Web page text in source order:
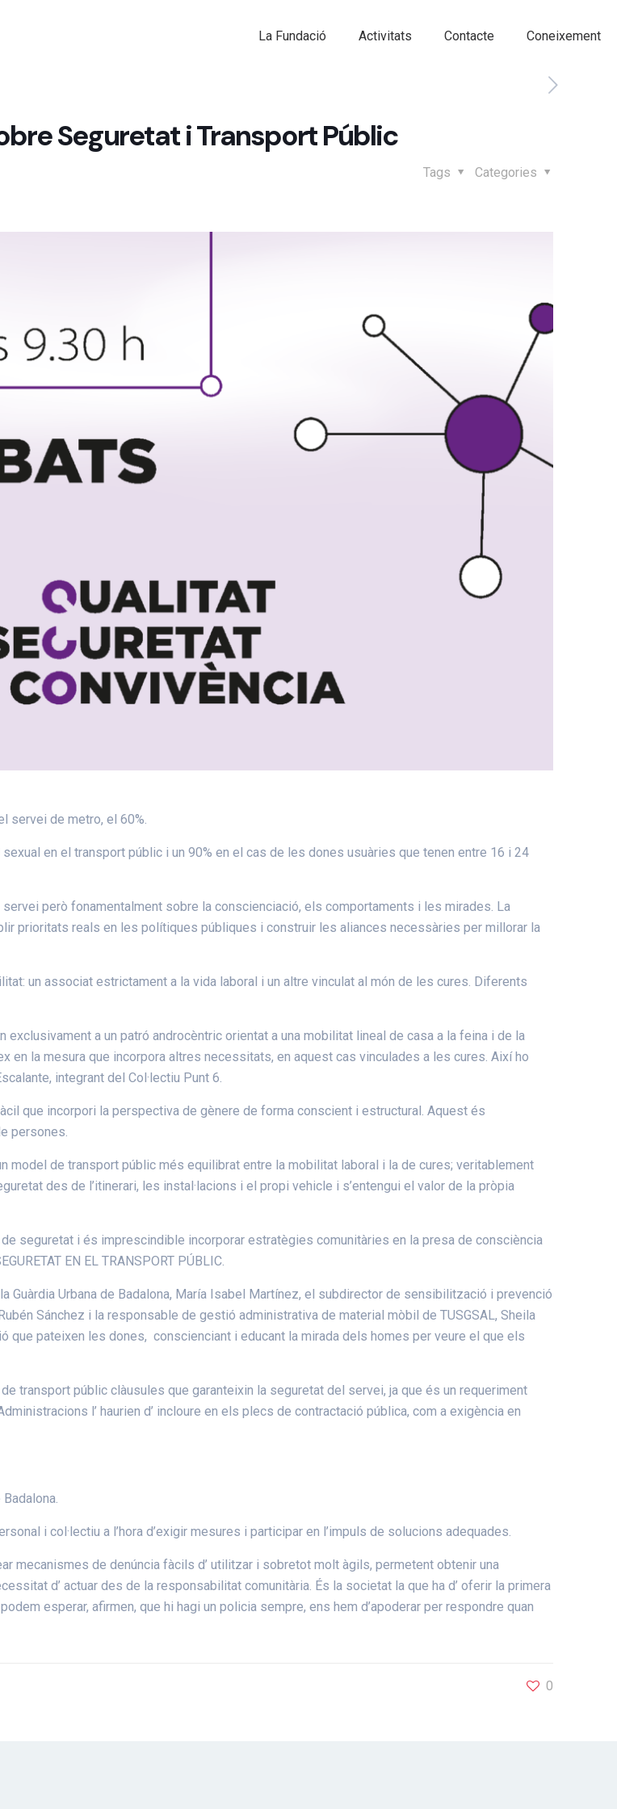
La Fundació Activitats Contacte Coneixement
Seguretat i Transport Públic
Categories
Tags
de metro, el 60%.
en el transport públic i un 90% en el cas de les dones usuàries que tenen entre 16 i 24
però fonamentalment sobre la conscienciació, els comportaments i les mirades. La
prioritats reals en les polítiques públiques i construir les aliances necessàries per millorar la
un associat estrictament a la vida laboral i un altre vinculat al món de les cures. Diferents
a un patró androcèntric orientat a una mobilitat lineal de casa a la feina i de la
la mesura que incorpora altres necessitats, en aquest cas vinculades a les cures. Així ho
integrant del Col·lectiu Punt 6.
que incorpori la perspectiva de gènere de forma conscient i estructural. Aquest és
persones.
model de transport públic més equilibrat entre la mobilitat laboral i la de cures; veritablement
des de l’itinerari, les instal·lacions i el propi vehicle i s’entengui el valor de la pròpia
seguretat i és imprescindible incorporar estratègies comunitàries en la presa de consciència
EN EL TRANSPORT PÚBLIC.
Guàrdia Urbana de Badalona, María Isabel Martínez, el subdirector de sensibilització i prevenció
Sánchez i la responsable de gestió administrativa de material mòbil de TUSGSAL, Sheila
que pateixen les dones, conscienciant i educant la mirada dels homes per veure el que els
transport públic clàusules que garanteixin la seguretat del servei, ja que és un requeriment
l’ haurien d’ incloure en els plecs de contractació pública, com a exigència en
i col·lectiu a l’hora d’exigir mesures i participar en l’impuls de solucions adequades.
mecanismes de denúncia fàcils d’ utilitzar i sobretot molt àgils, permetent obtenir una
d’ actuar des de la responsabilitat comunitària. És la societat la que ha d’ oferir la primera
esperar, afirmen, que hi hagi un policia sempre, ens hem d’apoderar per respondre quan
0